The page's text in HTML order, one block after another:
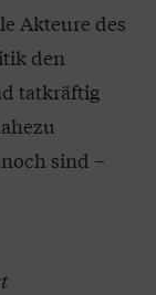
Akteure des
den
tatkräftig
sind –